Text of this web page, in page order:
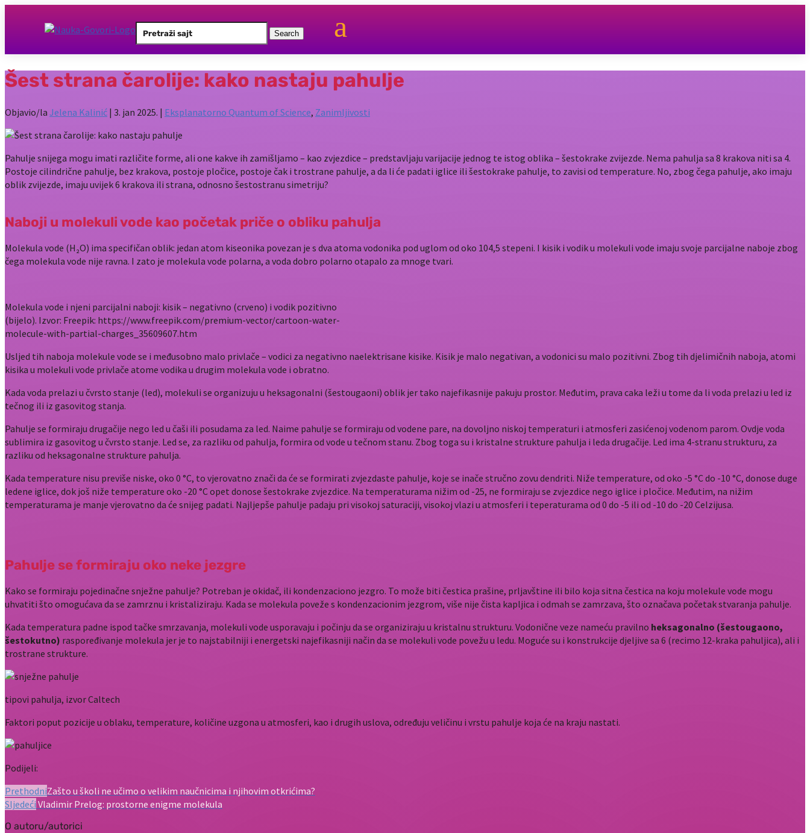
Search
for:
a
Šest strana čarolije: kako nastaju pahulje
Objavio/la Jelena Kalinić | 3. jan 2025. | Eksplanatorno Quantum of Science, Zanimljivosti
Pahulje snijega mogu imati različite forme, ali one kakve ih zamišljamo – kao zvjezdice – predstavljaju varijacije jednog te istog oblika – šestokrake zvijezde. Nema pahulja sa 8 krakova niti sa 4.
Postoje cilindrične pahulje, bez krakova, postoje pločice, postoje čak i trostrane pahulje, a da li će padati iglice ili šestokrake pahulje, to zavisi od temperature. No, zbog čega pahulje, ako imaju
oblik zvijezde, imaju uvijek 6 krakova ili strana, odnosno šestostranu simetriju?
Naboji u molekuli vode kao početak priče o obliku pahulja
Molekula vode (H₂O) ima specifičan oblik: jedan atom kiseonika povezan je s dva atoma vodonika pod uglom od oko 104,5 stepeni. I kisik i vodik u molekuli vode imaju svoje parcijalne naboje zbog
čega molekula vode nije ravna. I zato je molekula vode polarna, a voda dobro polarno otapalo za mnoge tvari.
Molekula vode i njeni parcijalni naboji: kisik – negativno (crveno) i vodik pozitivno
(bijelo). Izvor: Freepik: https://www.freepik.com/premium-vector/cartoon-water-
molecule-with-partial-charges_35609607.htm
Usljed tih naboja molekule vode se i međusobno malo privlače – vodici za negativno naelektrisane kisike. Kisik je malo negativan, a vodonici su malo pozitivni. Zbog tih djelimičnih naboja, atomi
kisika u molekuli vode privlače atome vodika u drugim molekula vode i obratno.
Kada voda prelazi u čvrsto stanje (led), molekuli se organizuju u heksagonalni (šestougaoni) oblik jer tako najefikasnije pakuju prostor. Međutim, prava caka leži u tome da li voda prelazi u led iz
tečnog ili iz gasovitog stanja.
Pahulje se formiraju drugačije nego led u čaši ili posudama za led. Naime pahulje se formiraju od vodene pare, na dovoljno niskoj temperaturi i atmosferi zasićenoj vodenom parom. Ovdje voda
sublimira iz gasovitog u čvrsto stanje. Led se, za razliku od pahulja, formira od vode u tečnom stanu. Zbog toga su i kristalne strukture pahulja i leda drugačije. Led ima 4-stranu strukturu, za
razliku od heksagonalne strukture pahulja.
Kada temperature nisu previše niske, oko 0 °C, to vjerovatno znači da će se formirati zvjezdaste pahulje, koje se inače stručno zovu dendriti. Niže temperature, od oko -5 °C do -10 °C, donose duge
ledene iglice, dok još niže temperature oko -20 °C opet donose šestokrake zvjezdice. Na temperaturama nižim od -25, ne formiraju se zvjezdice nego iglice i pločice. Međutim, na nižim
temperaturama je manje vjerovatno da će snijeg padati. Najljepše pahulje padaju pri visokoj saturaciji, visokoj vlazi u atmosferi i teperaturama od 0 do -5 ili od -10 do -20 Celzijusa.
Pahulje se formiraju oko neke jezgre
Kako se formiraju pojedinačne snježne pahulje? Potreban je okidač, ili kondenzaciono jezgro. To može biti čestica prašine, prljavštine ili bilo koja sitna čestica na koju molekule vode mogu
uhvatiti što omogućava da se zamrznu i kristaliziraju. Kada se molekula poveže s kondenzacionim jezgrom, više nije čista kapljica i odmah se zamrzava, što označava početak stvaranja pahulje.
Kada temperatura padne ispod tačke smrzavanja, molekuli vode usporavaju i počinju da se organiziraju u kristalnu strukturu. Vodonične veze nameću pravilno heksagonalno (šestougaono,
šestokutno) raspoređivanje molekula jer je to najstabilniji i energetski najefikasniji način da se molekuli vode povežu u ledu. Moguće su i konstrukcije djeljive sa 6 (recimo 12-kraka pahuljica), ali i
trostrane strukture.
tipovi pahulja, izvor Caltech
Faktori poput pozicije u oblaku, temperature, količine uzgona u atmosferi, kao i drugih uslova, određuju veličinu i vrstu pahulje koja će na kraju nastati.
Podijeli:
PrethodniZašto u školi ne učimo o velikim naučnicima i njihovim otkrićima?
Sljedeći Vladimir Prelog: prostorne enigme molekula
O autoru/autorici